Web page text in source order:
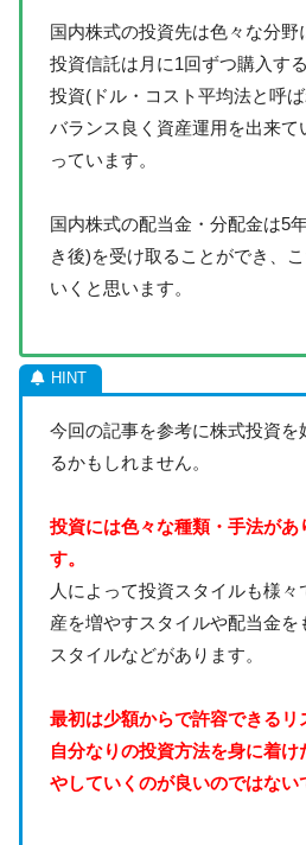
国内株式の投資先は色々な分野
投資信託は月に1回ずつ購入す
投資(ドル・コスト平均法と呼ば
バランス良く資産運用を出来て
っています。
国内株式の配当金・分配金は5
き後)を受け取ることができ、
いくと思います。
今回の記事を参考に株式投資を
るかもしれません。
投資には色々な種類・手法があ
す。
人によって投資スタイルも様
産を増やすスタイルや配当金を
スタイルなどがあります。
最初は少額からで許容できるリ
自分なりの投資方法を身に着
やしていくのが良いのではない